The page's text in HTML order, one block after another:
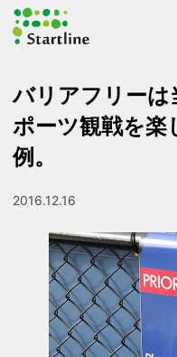
イ
ンバリアフリーは
ポーツ観戦を
例。
投稿日
2016.12.16